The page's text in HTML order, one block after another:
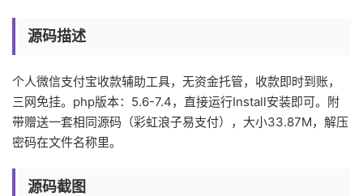
源码描述
个人微信支付宝收款辅助工具，无资金托管，收款即时到账，
三网免挂。php版本：5.6-7.4，直接运行Install安装即可。附
带赠送一套相同源码（彩虹浪子易支付），大小33.87M，解压
密码在文件名称里。
源码截图